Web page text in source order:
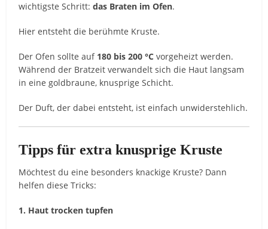
wichtigste Schritt:das Braten im Ofen.
Hier entsteht die berühmte Kruste.
Der Ofen sollte auf 180 bis 200 °C vorgeheizt werden.
Während der Bratzeit verwandelt sich die Haut langsam
in eine goldbraune, knusprige Schicht.
Der Duft, der dabei entsteht, ist einfach unwiderstehlich.
Tipps für extra knusprige Kruste
Möchtest du eine besonders knackige Kruste? Dann
helfen diese Tricks:
1. Haut trocken tupfen